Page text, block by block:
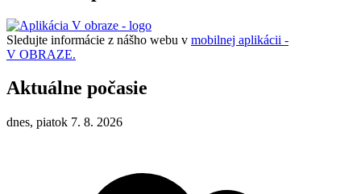
Sledujte informácie z nášho webu v mobilnej aplikácii -
V OBRAZE.
Aktuálne počasie
dnes, piatok 7. 8. 2026